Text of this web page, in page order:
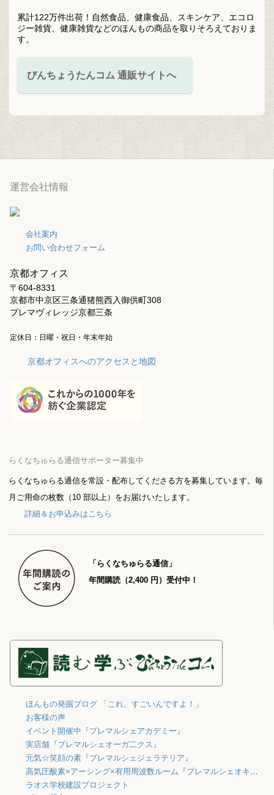
累計122万件出荷！自然食品、健康食品、スキンケア、エコロ
ジー雑貨、健康雑貨などのほんもの商品を取りそろえておりま
す。
びんちょうたんコム 通販サイトへ
運営会社情報
会社案内
お問い合わせフォーム
京都オフィス
〒604-8331
京都市中京区三条通猪熊西入御供町308
プレマヴィレッジ京都三条
定休日：日曜・祝日・年末年始
京都オフィスへのアクセスと地図
らくなちゅらる通信サポーター募集中
らくなちゅらる通信を常設・配布してくださる方を募集しています。毎
月ご用命の枚数（10 部以上）をお届けいたします。
詳細＆お申込みはこちら
「らくなちゅらる通信」
年間購読（2,400 円）受付中！
ほんもの発掘ブログ 「これ、すごいんですよ！」
お客様の声
イベント開催中『プレマルシェアカデミー』
実店舗『プレマルシェオーガ二クス』
元気☆笑顔の素『プレマルシェジェラテリア』
ラオス学校建設プロジェクト